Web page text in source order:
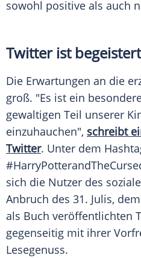
sowohl positive als auch
Twitterist begeistert
Die Erwartungen an die
groß. "Es ist ein
gewaltigen Teil unserer
einzuhauchen", schreibt
Twitter. Unter dem
sich die Nutzer des
Anbruch des 31. Julis,
als Buch veröffentlichten
gegenseitig mit ihrer
Lesegenuss.